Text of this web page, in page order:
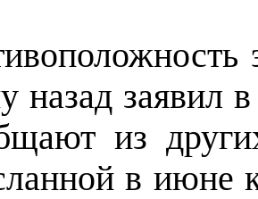
назад заявил
из
в июне